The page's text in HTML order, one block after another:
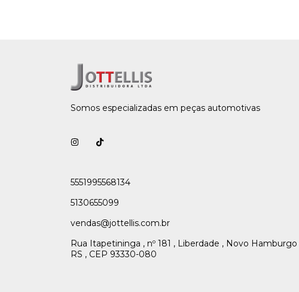
Somos especializadas em peças automotivas
5551995568134
5130655099
vendas@jottellis.com.br
Rua Itapetininga , nº 181 , Liberdade , Novo Hamburgo
RS , CEP 93330-080